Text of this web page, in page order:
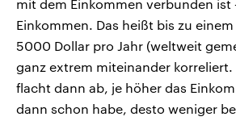
mit dem Einkommen verbunden ist
Einkommen. Das heißt bis zu
5000 Dollar pro Jahr (weltweit
ganz extrem miteinander korreliert.
flacht dann ab, je höher das
dann schon habe, desto weniger